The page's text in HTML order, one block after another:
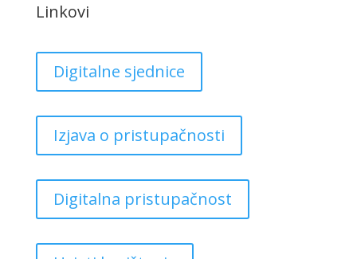
Linkovi
Digitalne sjednice
Izjava o pristupačnosti
Digitalna pristupačnost